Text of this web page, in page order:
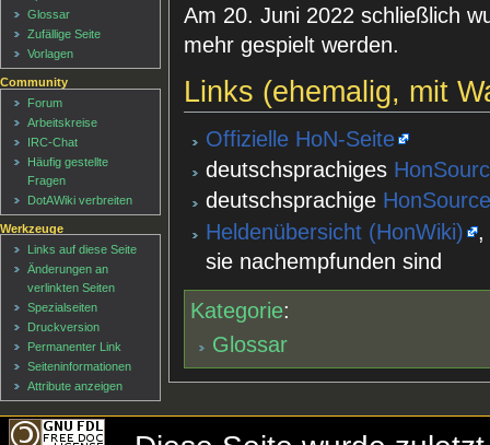
Am 20. Juni 2022 schließlich
mehr gespielt werden.
Links (ehemalig, mit
Offizielle HoN-Seite
deutschsprachiges
deutschsprachige
Heldenübersicht (HonWiki)
,
sie nachempfunden sind
Kategorie:
Glossar
Glossar
Zufällige Seite
Vorlagen
Community
Forum
Arbeitskreise
IRC-Chat
Häufig gestellte
Fragen
DotAWiki verbreiten
Werkzeuge
Links auf diese Seite
Änderungen an
verlinkten Seiten
Spezialseiten
Druckversion
Permanenter Link
Seiten­informationen
Attribute anzeigen